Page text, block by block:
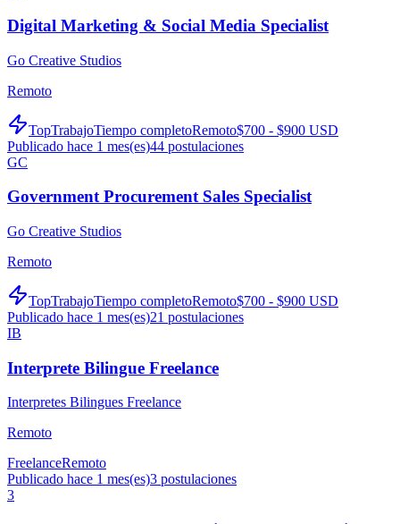
Digital Marketing & Social Media Specialist
Go Creative Studios
Remoto
TopTrabajoTiempo completoRemoto$700 - $900 USD
Publicado hace 1 mes(es)44 postulaciones
GC
Government Procurement Sales Specialist
Go Creative Studios
Remoto
TopTrabajoTiempo completoRemoto$700 - $900 USD
Publicado hace 1 mes(es)21 postulaciones
IB
Interprete Bilingue Freelance
Interpretes Bilingues Freelance
Remoto
FreelanceRemoto
Publicado hace 1 mes(es)3 postulaciones
3